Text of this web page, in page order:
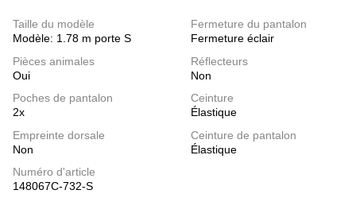
Taille du modèle
Modèle: 1.78 m porte S
Fermeture du pantalon
Fermeture éclair
Pièces animales
Oui
Réflecteurs
Non
Poches de pantalon
2x
Ceinture
Élastique
Empreinte dorsale
Non
Ceinture de pantalon
Élastique
Numéro d'article
148067C-732-S